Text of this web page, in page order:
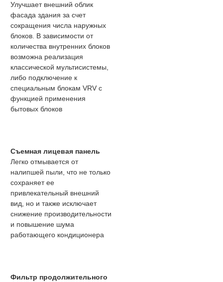
Улучшает внешний облик
фасада здания за счет
сокращения числа наружных
блоков. В зависимости от
количества внутренних блоков
возможна реализация
классической мультисистемы,
либо подключение к
специальным блокам VRV с
функцией применения
бытовых блоков
Съемная лицевая панель
Легко отмывается от
налипшей пыли, что не только
сохраняет ее
привлекательный внешний
вид, но и также исключает
снижение производительности
и повышение шума
работающего кондиционера
Фильтр продолжительного